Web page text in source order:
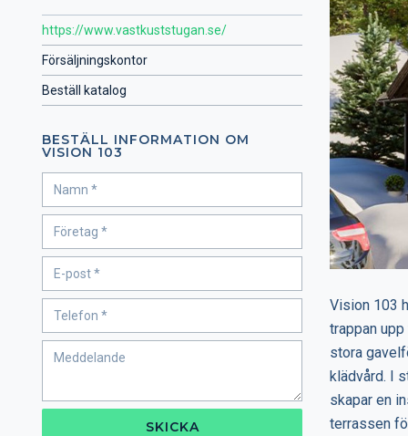
https://www.vastkuststugan.se/
Försäljningskontor
Beställ katalog
BESTÄLL INFORMATION OM
VISION 103
SKICKA
Vision 103
trappan
stora
klädvård. I
skapar en
terrassen